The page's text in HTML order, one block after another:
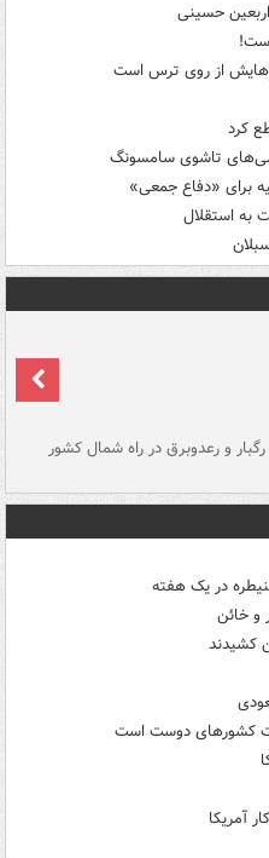
حسینی
از روی ترس است
کرد
تاشوی سامسونگ
برای «دفاع جمعی»
به استقلال
رگبار و رعدوبرق در راه شمال کشور
و خائن
کشیدند
کشورهای دوست است
آمریکا